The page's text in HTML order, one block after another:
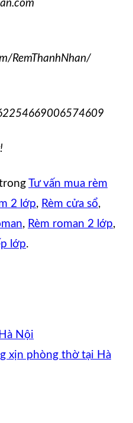
RemThanhNhan/
Tư vấn mua rèm
2 lớp, Rèm cửa sổ,
, Rèm roman 2 lớp,
lớp.
Nội
xịn phòng thờ tại Hà